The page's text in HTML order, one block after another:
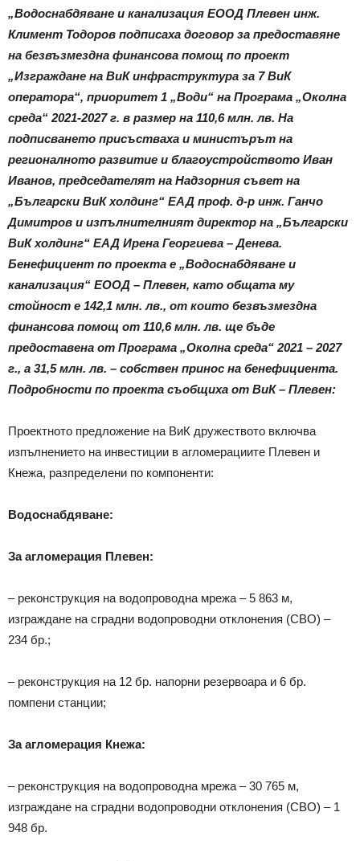
„Водоснабдяване и канализация ЕООД Плевен инж.
Климент Тодоров подписаха договор за предоставяне
на безвъзмездна финансова помощ по проект
„Изграждане на ВиК инфраструктура за 7 ВиК
оператора“, приоритет 1 „Води“ на Програма „Околна
среда“ 2021-2027 г. в размер на 110,6 млн. лв. На
подписването присъстваха и министърът на
регионалното развитие и благоустройството Иван
Иванов, председателят на Надзорния съвет на
„Български ВиК холдинг“ ЕАД проф. д-р инж. Ганчо
Димитров и изпълнителният директор на „Български
ВиК холдинг“ ЕАД Ирена Георгиева – Денева.
Бенефициент по проекта е „Водоснабдяване и
канализация“ ЕООД – Плевен, като общата му
стойност е 142,1 млн. лв., от които безвъзмездна
финансова помощ от 110,6 млн. лв. ще бъде
предоставена от Програма „Околна среда“ 2021 – 2027
г., а 31,5 млн. лв. – собствен принос на бенефициента.
Подробности по проекта съобщиха от ВиК – Плевен:
Проектното предложение на ВиК дружеството включва
изпълнението на инвестиции в агломерациите Плевен и
Кнежа, разпределени по компоненти:
Водоснабдяване:
За агломерация Плевен:
– реконструкция на водопроводна мрежа – 5 863 м,
изграждане на сградни водопроводни отклонения (СВО) –
234 бр.;
– реконструкция на 12 бр. напорни резервоара и 6 бр.
помпени станции;
За агломерация Кнежа:
– реконструкция на водопроводна мрежа – 30 765 м,
изграждане на сградни водопроводни отклонения (СВО) – 1
948 бр.